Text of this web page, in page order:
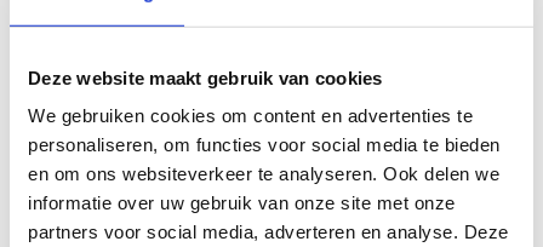
Deze website maakt gebruik van cookies
We gebruiken cookies om content en advertenties te
personaliseren, om functies voor social media te bieden
en om ons websiteverkeer te analyseren. Ook delen we
informatie over uw gebruik van onze site met onze
partners voor social media, adverteren en analyse. Deze
Laat je team
We beschikken over5 volledig
uitgeruste en modern ingerichte
vergaderzalen, geschikt voor zowel
kleine meetings als grotere
bijeenkomsten. Of je nu een korte
vergadering plant of een volledige dag